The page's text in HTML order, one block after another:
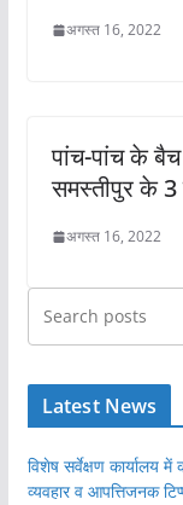
अगस्त 16, 2022
पांच-पांच के
समस्तीपुर के
अगस्त 16, 2022
Latest News
विशेष सर्वेक्षण कार्यालय में
व्यवहार व आपत्तिजनक